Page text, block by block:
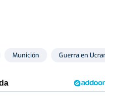
Munición Guerra en Ucrania